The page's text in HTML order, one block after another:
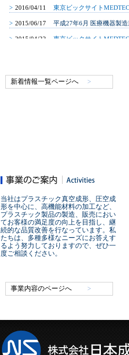
新着情報一覧ページへ >
当社はプラスチック真空成形、圧空成
形を中心に、高機能材料の加工など、
プラスチック製品の製造、販売におい
てお客様の満足度の向上を目指し、継
続的な品質改善を行なっています。私
たちは、多種多様なニーズにお答えす
るよう努力しておりますので、ぜひ一
度ご相談ください。
事業内容のページへ >